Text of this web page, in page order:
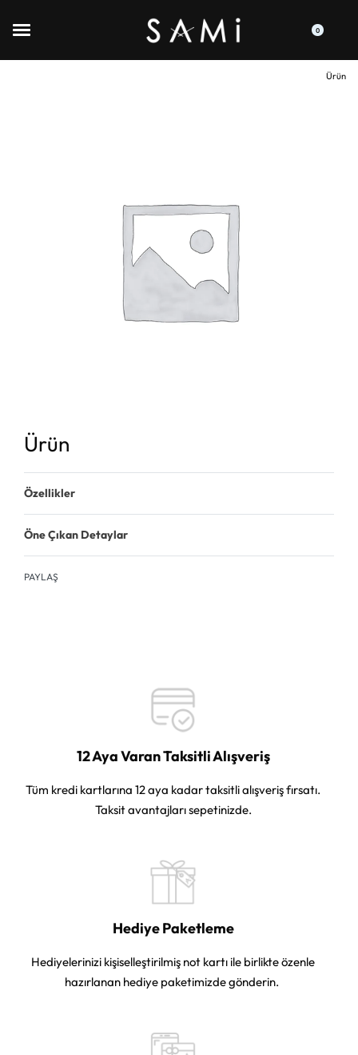
0
Ürün
Ürün
Özellikler
Öne Çıkan Detaylar
PAYLAŞ
12 Aya Varan Taksitli Alışveriş
Tüm kredi kartlarına 12 aya kadar taksitli alışveriş fırsatı.
Taksit avantajları sepetinizde.
Hediye Paketleme
Hediyelerinizi kişiselleştirilmiş not kartı ile birlikte özenle
hazırlanan hediye paketimizde gönderin.